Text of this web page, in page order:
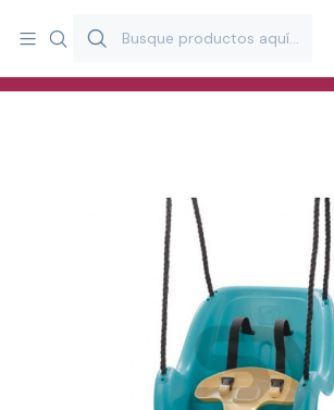
y estimulación infantil en Chile.
Especialistas en recursos educativos para